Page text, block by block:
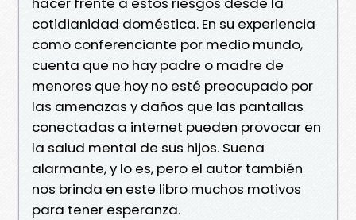
cotidianidad doméstica. En su experiencia
como conferenciante por medio mundo,
cuenta que no hay padre o madre de
menores que hoy no esté preocupado por
las amenazas y daños que las pantallas
conectadas a internet pueden provocar en
la salud mental de sus hijos. Suena
alarmante, y lo es, pero el autor también
nos brinda en este libro muchos motivos
para tener esperanza.